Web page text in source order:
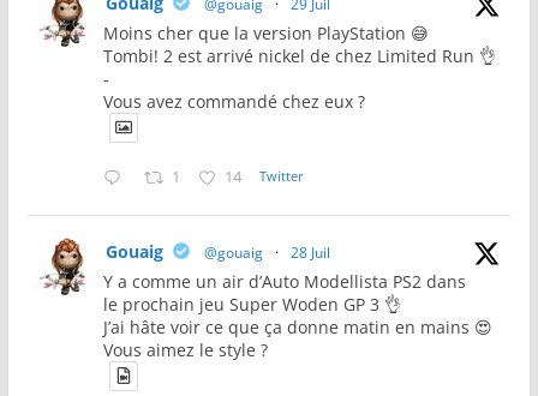
Moins cher que la version PlayStation 😅
Tombi! 2 est arrivé nickel de chez Limited Run 👌
-
Vous avez commandé chez eux ?
1 14 Twitter
Gouaig @gouaig · 28 Juil
Y a comme un air d’Auto Modellista PS2 dans
le prochain jeu Super Woden GP 3 👌
J’ai hâte voir ce que ça donne matin en mains 😍
Vous aimez le style ?